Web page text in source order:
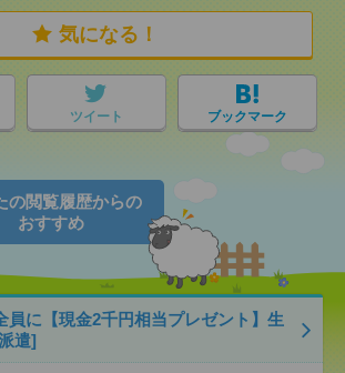
気になる！
ツイート ブックマーク
の閲覧履歴からの
おすすめ
員に【現金2千円相当プレゼント】生
遣]